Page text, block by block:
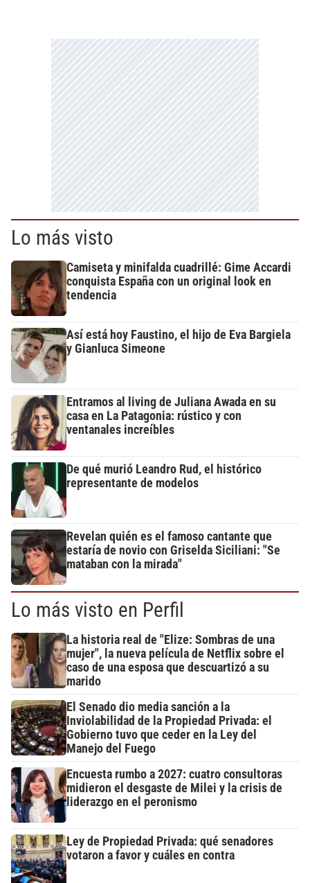
Lo más visto
Camiseta y minifalda cuadrillé: Gime Accardi
conquista España con un original look en
tendencia
Así está hoy Faustino, el hijo de Eva Bargiela
y Gianluca Simeone
Entramos al living de Juliana Awada en su
casa en La Patagonia: rústico y con
ventanales increíbles
De qué murió Leandro Rud, el histórico
representante de modelos
Revelan quién es el famoso cantante que
estaría de novio con Griselda Siciliani: "Se
mataban con la mirada"
Lo más visto en Perfil
La historia real de "Elize: Sombras de una
mujer", la nueva película de Netflix sobre el
caso de una esposa que descuartizó a su
marido
El Senado dio media sanción a la
Inviolabilidad de la Propiedad Privada: el
Gobierno tuvo que ceder en la Ley del
Manejo del Fuego
Encuesta rumbo a 2027: cuatro consultoras
midieron el desgaste de Milei y la crisis de
liderazgo en el peronismo
Ley de Propiedad Privada: qué senadores
votaron a favor y cuáles en contra